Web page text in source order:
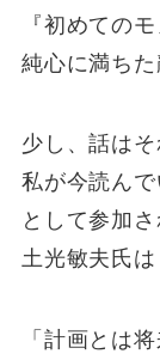
『初めての
純心に満ちた
少し、話はそ
私が今読ん
として参加さ
土光敏夫氏は
「計画とは